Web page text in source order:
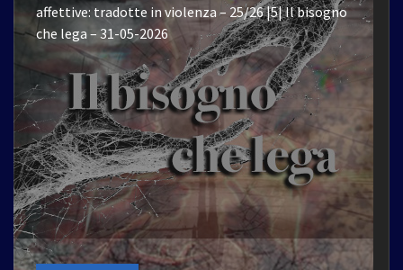
affettive: tradotte in violenza – 25/26 |5| Il bisogno
che lega – 31-05-2026